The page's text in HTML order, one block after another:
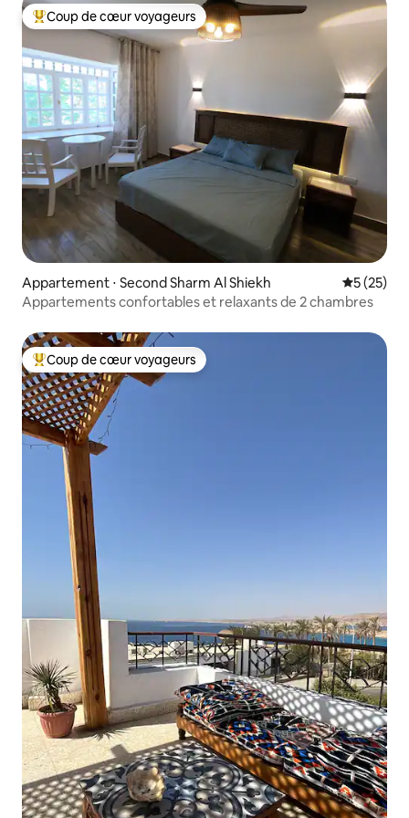
Coups de cœur voyageurs les plus appréciés
Coup de cœur voyageurs
Appartement ⋅ Second Sharm Al Shiekh
5 (25)
Appartements confortables et relaxants de 2 chambres
Coups de cœur voyageurs les plus appréciés
Coup de cœur voyageurs